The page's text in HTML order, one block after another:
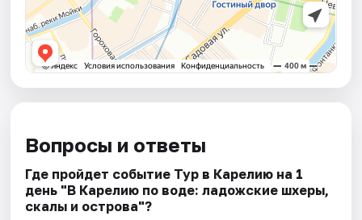
Вопросы и ответы
Где пройдет событие Тур в Карелию на 1
день "В Карелию по воде: ладожские шхеры,
скалы и острова"?